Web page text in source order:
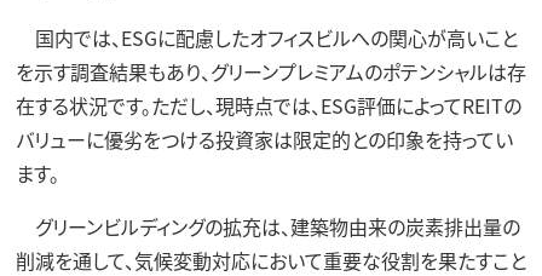
国内では、ESGに配慮したオフィスビルへの関心が高いこと
を示す調査結果もあり、グリーンプレミアムのポテンシャルは存
在する状況です。ただし、現時点では、ESG評価によってREITの
バリューに優劣をつける投資家は限定的との印象を持ってい
ます。
グリーンビルディングの拡充は、建築物由来の炭素排出量の
削減を通して、気候変動対応において重要な役割を果たすこと